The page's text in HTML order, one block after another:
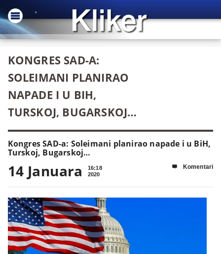
KONGRES SAD-A:
SOLEIMANI PLANIRAO
NAPADE I U BIH,
TURSKOJ, BUGARSKOJ…
Kongres SAD-a: Soleimani planirao napade i u BiH,
Turskoj, Bugarskoj…
14 Januara
16:18
2020
 Komentari